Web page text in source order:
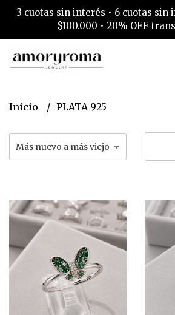
3 cuotas sin interés • 6 cuotas sin
$100.000 • 20% OFF
Inicio PLATA 925